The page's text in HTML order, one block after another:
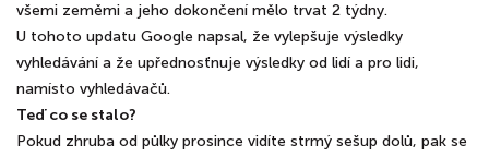
všemi zeměmi a jeho dokončení mělo trvat 2 týdny.
U tohoto updatu Google napsal, že vylepšuje výsledky
vyhledávání a že upřednosťnuje výsledky od lidí a pro lidi,
namísto vyhledávačů.
Teď co se stalo?
Pokud zhruba od půlky prosince vidíte strmý sešup dolů, pak se